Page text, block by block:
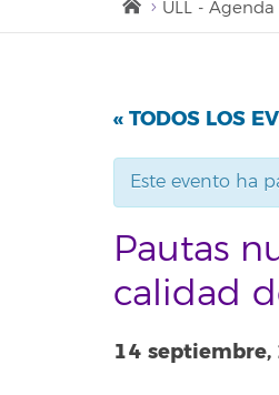
ULL - Agenda
« TODOS LOS
Este evento ha
Pautas
calidad
14